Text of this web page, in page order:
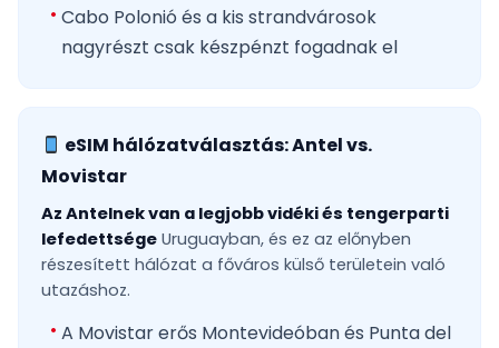
Cabo Polonió és a kis strandvárosok
nagyrészt csak készpénzt fogadnak el
eSIM hálózatválasztás: Antel vs.
Movistar
Az Antelnek van a legjobb vidéki és tengerparti
lefedettsége Uruguayban, és ez az előnyben
részesített hálózat a főváros külső területein való
utazáshoz.
A Movistar erős Montevideóban és Punta del